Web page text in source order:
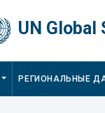
UN
РЕГИОНАЛЬНЫЕ